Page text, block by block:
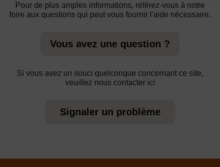
Pour de plus amples informations, référez-vous à notre
foire aux questions qui peut vous fournir l'aide nécessaire.
Vous avez une question ?
Si vous avez un souci quelconque concernant ce site,
veuillez nous contacter ici
Signaler un problème